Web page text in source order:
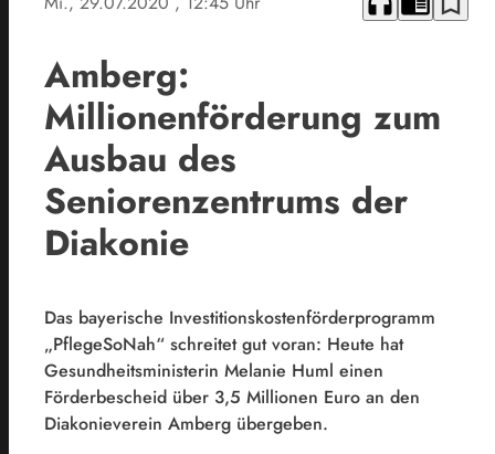
Amberg:
Millionenförderung zum
Ausbau des
Seniorenzentrums der
Diakonie
Das bayerische Investitionskostenförderprogramm
„PflegeSoNah“ schreitet gut voran: Heute hat
Gesundheitsministerin Melanie Huml einen
Förderbescheid über 3,5 Millionen Euro an den
Diakonieverein Amberg übergeben.